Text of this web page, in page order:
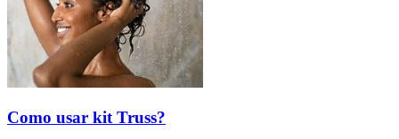
Como usar kit Truss?